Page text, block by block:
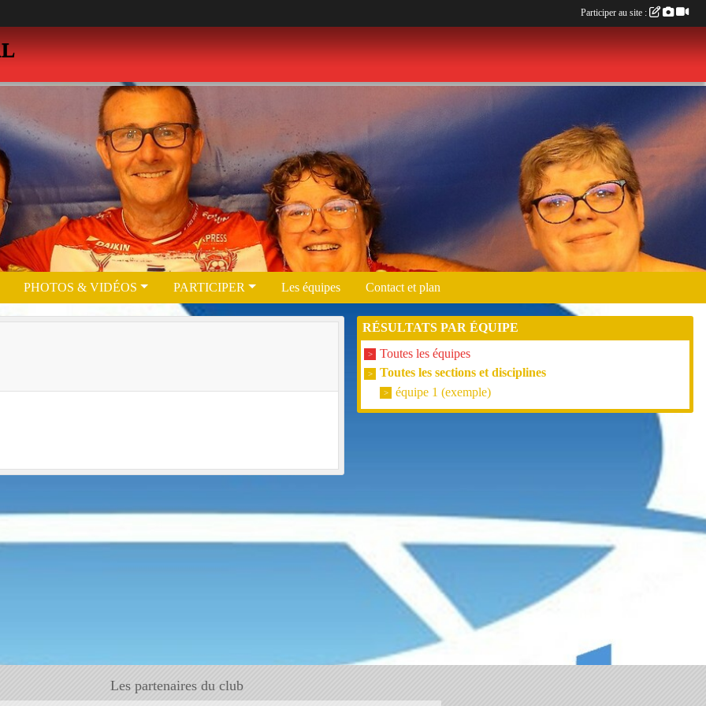
PHOTOS & VIDÉOS PARTICIPER Les équipes Contact et plan
RÉSULTATS PAR ÉQUIPE
Toutes les équipes
Toutes les sections et disciplines
équipe 1 (exemple)
Les partenaires du club
Participer au site :